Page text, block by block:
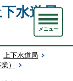
水道局
メニュー
上下水道局
）